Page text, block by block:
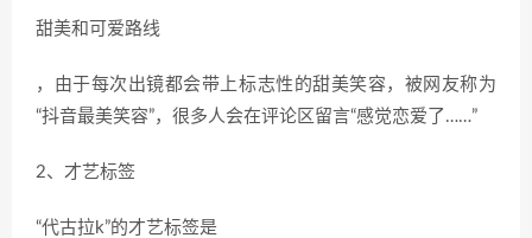
甜美和可爱路线
，由于每次出镜都会带上标志性的甜美笑容，被网友称为
“抖音最美笑容”，很多人会在评论区留言“感觉恋爱了……”
2、才艺标签
“代古拉k”的才艺标签是